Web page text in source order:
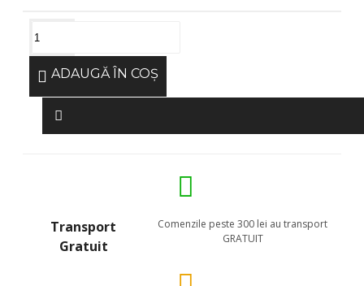
ADAUGĂ ÎN COŞ
Transport
Gratuit
Comenzile peste 300 lei au transport
GRATUIT